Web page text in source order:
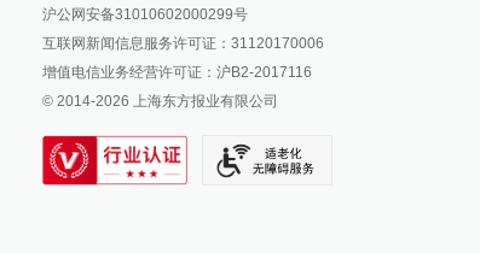
外卖员朝餐品吐口水？湖南湘江
新区公安局：系摆拍，涉事三人
被行拘
先辞世，曾积极推动学
学
澎湃新闻抖音号
派生万物开放平台
IP SHANGHAI
SIXTH TONE
沪公网安备31010602000299号
互联网新闻信息服务许可证：31120170006
增值电信业务经营许可证：沪B2-2017116
© 2014-2026 上海东方报业有限公司